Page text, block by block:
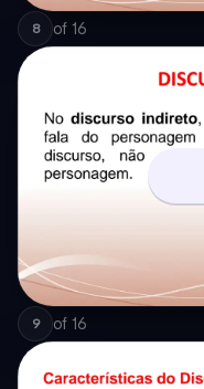
8 of 16
9 of 16